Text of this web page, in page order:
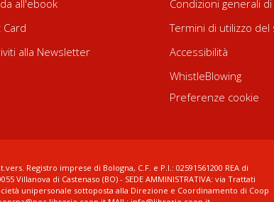
all'ebook
Card
alla Newsletter
Condizioni generali
Termini di utilizzo del
Accessibilità
WhistleBlowing
Preferenze cookie
Registro imprese di Bologna, C.F. e P.I.: 02591561200 REA di
Villanova di Castenaso (BO) - SEDE AMMINISTRATIVA: via Trattati
unipersonale sottoposta alla Direzione e Coordinamento di Coop